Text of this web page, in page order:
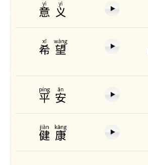
意义
希望
平安
健康